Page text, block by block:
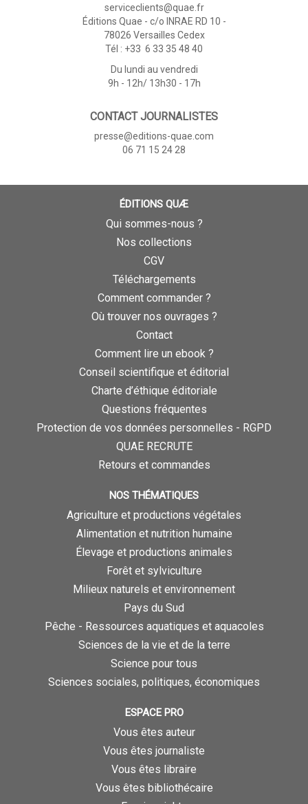
serviceclients@quae.fr
Éditions Quae - c/o INRAE RD 10 -
78026 Versailles Cedex
Tél : +33 6 33 35 48 40
Du lundi au vendredi
9h - 12h/ 13h30 - 17h
CONTACT JOURNALISTES
presse@editions-quae.com
06 71 15 24 28
ÉDITIONS QUÆ
Qui sommes-nous ?
Nos collections
CGV
Téléchargements
Comment commander ?
Où trouver nos ouvrages ?
Contact
Comment lire un ebook ?
Conseil scientifique et éditorial
Charte d’éthique éditoriale
Questions fréquentes
Protection de vos données personnelles - RGPD
QUAE RECRUTE
Retours et commandes
NOS THÉMATIQUES
Agriculture et productions végétales
Alimentation et nutrition humaine
Élevage et productions animales
Forêt et sylviculture
Milieux naturels et environnement
Pays du Sud
Pêche - Ressources aquatiques et aquacoles
Sciences de la vie et de la terre
Science pour tous
Sciences sociales, politiques, économiques
ESPACE PRO
Vous êtes auteur
Vous êtes journaliste
Vous êtes libraire
Vous êtes bibliothécaire